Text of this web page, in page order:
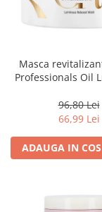
Masca
Professionals Oil
96,80 Lei
66,99 Lei
ADAUGA IN COS